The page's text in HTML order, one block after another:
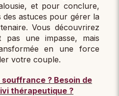
et pour conclure,
astuces pour gérer la
Vous découvrirez
une impasse, mais
en une force
votre couple.
? Besoin de
thérapeutique ?